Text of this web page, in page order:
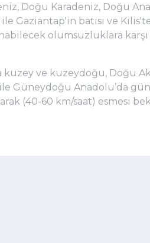
Doğu Karadeniz, Doğu
Gaziantap'in batısı ve
olumsuzluklara
kuzey ve kuzeydoğu, Doğu
Güneydoğu Anadolu’da
(40-60 km/saat) esmesi